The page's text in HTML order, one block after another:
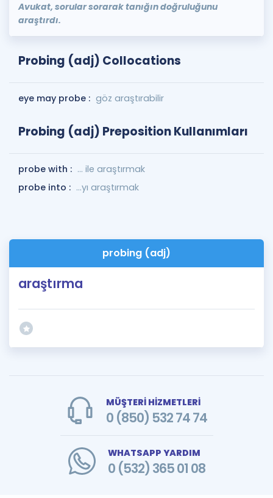
Avukat, sorular sorarak tanığın doğruluğunu
araştırdı.
Probing (adj) Collocations
eye may probe : göz araştırabilir
Probing (adj) Preposition Kullanımları
probe with : ... ile araştırmak
probe into : ...yı araştırmak
probing (adj)
araştırma
MÜŞTERİ HİZMETLERİ
0 (850) 532 74 74
WHATSAPP YARDIM
0 (532) 365 01 08